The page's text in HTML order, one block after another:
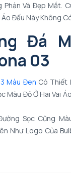
Và Đẹp Mắt.
Đấu Này Không
Đá
03
Màu Đen Có Thiết
Màu Đỏ Ở Hai Vai
Sọc Cũng
Như Logo Của